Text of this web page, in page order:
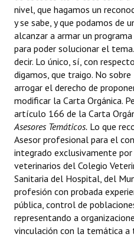
nivel, que hagamos un
y se sabe, y que podamos de
alcanzar a armar un
para poder solucionar el
decir. Lo único, sí, con
digamos, que traigo. No
arrogar el derecho de
modificar la Carta Orgánica.
artículo 166 de la Carta
Asesores Temáticos. Lo que
Asesor profesional para el
integrado exclusivamente
veterinarios del Colegio
Sanitaria del Hospital, del
profesión con probada
pública, control de
representando a
vinculación con la temática a